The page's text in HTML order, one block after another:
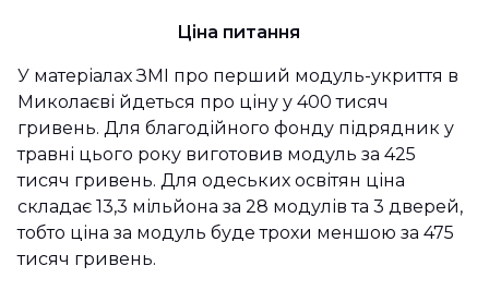
Ціна питання
У матеріалах ЗМІ про перший модуль-укриття в
Миколаєві йдеться про ціну у 400 тисяч
гривень. Для благодійного фонду підрядник у
травні цього року виготовив модуль за 425
тисяч гривень. Для одеських освітян ціна
складає 13,3 мільйона за 28 модулів та 3 дверей,
тобто ціна за модуль буде трохи меншою за 475
тисяч гривень.